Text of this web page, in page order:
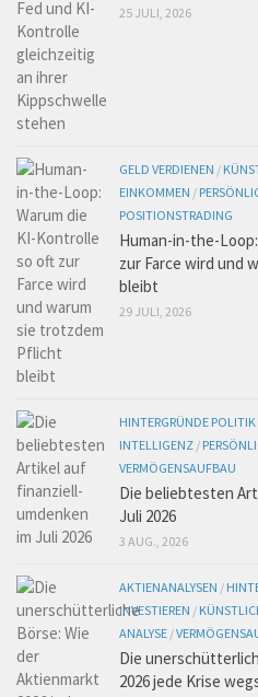
25 JULI, 2026
GELD VERDIENEN /
EINKOMMEN /
POSITIONSTRADING
Human-in-the-
zur Farce wird und
bleibt
29 JULI, 2026
HINTERGRÜNDE POLITIK
INTELLIGENZ /
VERMÖGENSAUFBAU
Die beliebtesten
Juli 2026
3 AUG., 2026
AKTIENANALYSEN /
INVESTIEREN /
ANALYSE /
Die
2026 jede Krise